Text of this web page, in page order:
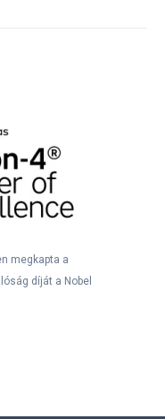
megkapta a
díját a Nobel